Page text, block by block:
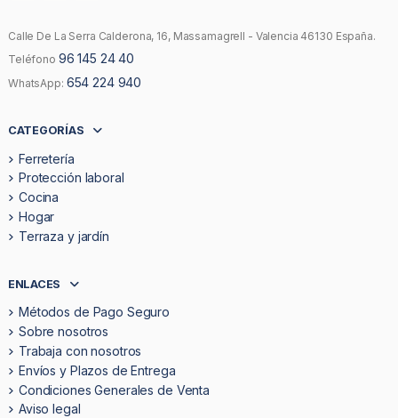
Calle De La Serra Calderona, 16, Massamagrell - Valencia 46130 España.
Teléfono 96 145 24 40
WhatsApp: 654 224 940
CATEGORÍAS
Ferretería
Protección laboral
Cocina
Hogar
Terraza y jardín
ENLACES
Métodos de Pago Seguro
Sobre nosotros
Trabaja con nosotros
Envíos y Plazos de Entrega
Condiciones Generales de Venta
Aviso legal